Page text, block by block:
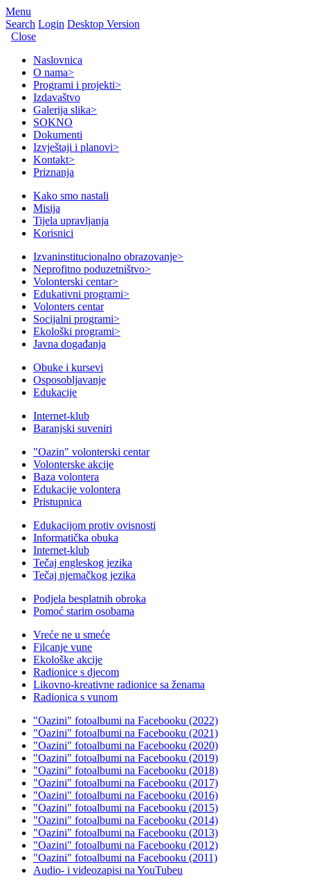
Menu
Search Login Desktop Version
Close
Naslovnica
O nama>
Programi i projekti>
Izdavaštvo
Galerija slika>
SOKNO
Dokumenti
Izvještaji i planovi>
Kontakt>
Priznanja
Kako smo nastali
Misija
Tijela upravljanja
Korisnici
Izvaninstitucionalno obrazovanje>
Neprofitno poduzetništvo>
Volonterski centar>
Edukativni programi>
Volonters centar
Socijalni programi>
Ekološki programi>
Javna događanja
Obuke i kursevi
Osposobljavanje
Edukacije
Internet-klub
Baranjski suveniri
"Oazin" volonterski centar
Volonterske akcije
Baza volontera
Edukacije volontera
Pristupnica
Edukacijom protiv ovisnosti
Informatička obuka
Internet-klub
Tečaj engleskog jezika
Tečaj njemačkog jezika
Podjela besplatnih obroka
Pomoć starim osobama
Vreće ne u smeće
Filcanje vune
Ekološke akcije
Radionice s djecom
Likovno-kreativne radionice sa ženama
Radionica s vunom
"Oazini" fotoalbumi na Facebooku (2022)
"Oazini" fotoalbumi na Facebooku (2021)
"Oazini" fotoalbumi na Facebooku (2020)
"Oazini" fotoalbumi na Facebooku (2019)
"Oazini" fotoalbumi na Facebooku (2018)
"Oazini" fotoalbumi na Facebooku (2017)
"Oazini" fotoalbumi na Facebooku (2016)
"Oazini" fotoalbumi na Facebooku (2015)
"Oazini" fotoalbumi na Facebooku (2014)
"Oazini" fotoalbumi na Facebooku (2013)
"Oazini" fotoalbumi na Facebooku (2012)
"Oazini" fotoalbumi na Facebooku (2011)
Audio- i videozapisi na YouTubeu